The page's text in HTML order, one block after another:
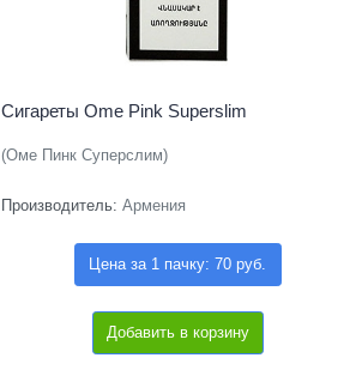
Сигареты Ome Pink Superslim
(Оме Пинк Суперслим)
Производитель: Армения
Цена за 1 пачку: 70 руб.
Добавить в корзину